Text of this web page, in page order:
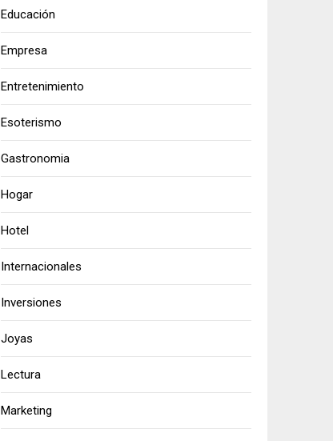
Educación
Empresa
Entretenimiento
Esoterismo
Gastronomia
Hogar
Hotel
Internacionales
Inversiones
Joyas
Lectura
Marketing